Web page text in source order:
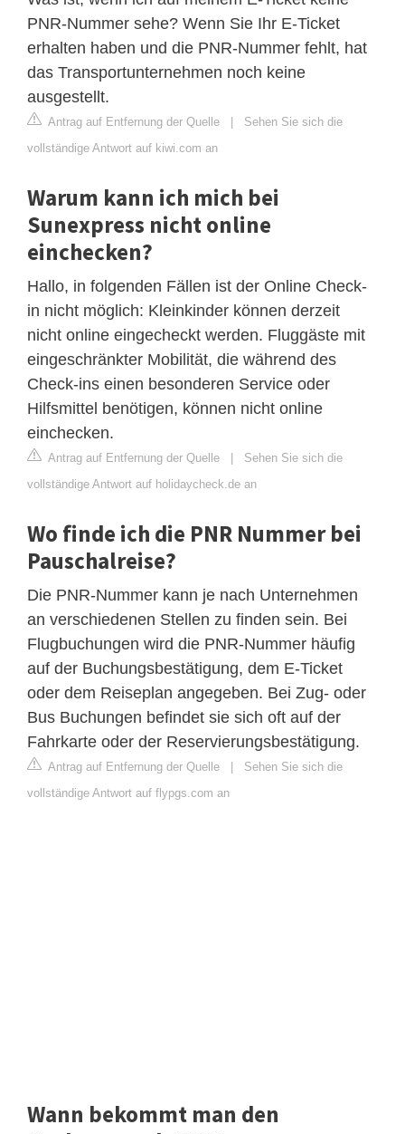
PNR-Nummer sehe? Wenn Sie Ihr E-Ticket
erhalten haben und die PNR-Nummer fehlt, hat
das Transportunternehmen noch keine
ausgestellt.
Antrag auf Entfernung der Quelle | Sehen Sie sich die
vollständige Antwort auf kiwi.com an
Warum kann ich mich bei
Sunexpress nicht online
einchecken?
Hallo, in folgenden Fällen ist der Online Check-
in nicht möglich: Kleinkinder können derzeit
nicht online eingecheckt werden. Fluggäste mit
eingeschränkter Mobilität, die während des
Check-ins einen besonderen Service oder
Hilfsmittel benötigen, können nicht online
einchecken.
Antrag auf Entfernung der Quelle | Sehen Sie sich die
vollständige Antwort auf holidaycheck.de an
Wo finde ich die PNR Nummer bei
Pauschalreise?
Die PNR-Nummer kann je nach Unternehmen
an verschiedenen Stellen zu finden sein. Bei
Flugbuchungen wird die PNR-Nummer häufig
auf der Buchungsbestätigung, dem E-Ticket
oder dem Reiseplan angegeben. Bei Zug- oder
Bus Buchungen befindet sie sich oft auf der
Fahrkarte oder der Reservierungsbestätigung.
Antrag auf Entfernung der Quelle | Sehen Sie sich die
vollständige Antwort auf flypgs.com an
Wann bekommt man den